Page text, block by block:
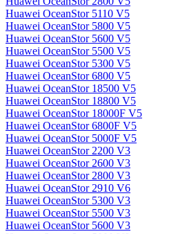
Huawei OceanStor 5110 V5
Huawei OceanStor 5800 V5
Huawei OceanStor 5600 V5
Huawei OceanStor 5500 V5
Huawei OceanStor 5300 V5
Huawei OceanStor 6800 V5
Huawei OceanStor 18500 V5
Huawei OceanStor 18800 V5
Huawei OceanStor 18000F V5
Huawei OceanStor 6800F V5
Huawei OceanStor 5000F V5
Huawei OceanStor 2200 V3
Huawei OceanStor 2600 V3
Huawei OceanStor 2800 V3
Huawei OceanStor 2910 V6
Huawei OceanStor 5300 V3
Huawei OceanStor 5500 V3
Huawei OceanStor 5600 V3